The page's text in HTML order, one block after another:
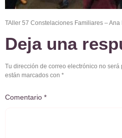
TAller 57 Constelaciones Familiares –
Deja una
Tu dirección de correo electrónico no será
están marcados con *
Comentario *